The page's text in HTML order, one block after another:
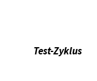
Test-Zyklus